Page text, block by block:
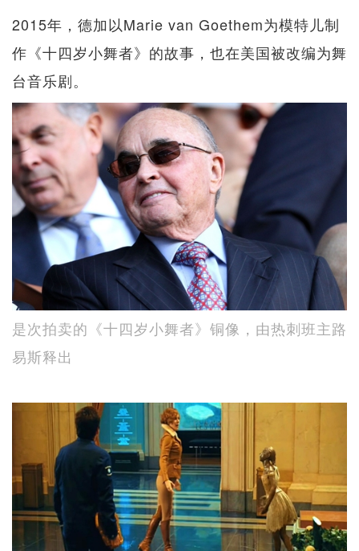
2015年，德加以Marie van Goethem为模特儿制
作《十四岁小舞者》的故事，也在美国被改编为舞
台音乐剧。
是次拍卖的《十四岁小舞者》铜像，由热刺班主路
易斯释出